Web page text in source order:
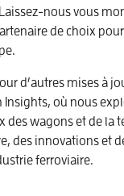
nous vous
de choix
d’autres mises à
Insights, où nous
des wagons et de la
des innovations et
ferroviaire.